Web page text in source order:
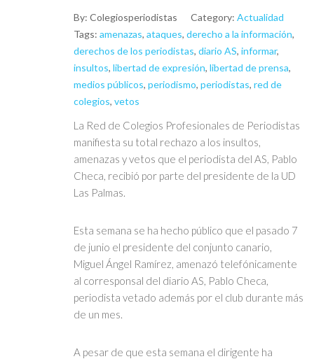
By: Colegiosperiodistas Category: Actualidad
Tags: amenazas, ataques, derecho a la información,
derechos de los periodistas, diario AS, informar,
insultos, libertad de expresión, libertad de prensa,
medios públicos, periodismo, periodistas, red de
colegios, vetos
La Red de Colegios Profesionales de Periodistas
manifiesta su total rechazo a los insultos,
amenazas y vetos que el periodista del AS, Pablo
Checa, recibió por parte del presidente de la UD
Las Palmas.
Esta semana se ha hecho público que el pasado 7
de junio el presidente del conjunto canario,
Miguel Ángel Ramírez, amenazó telefónicamente
al corresponsal del diario AS, Pablo Checa,
periodista vetado además por el club durante más
de un mes.
A pesar de que esta semana el dirigente ha